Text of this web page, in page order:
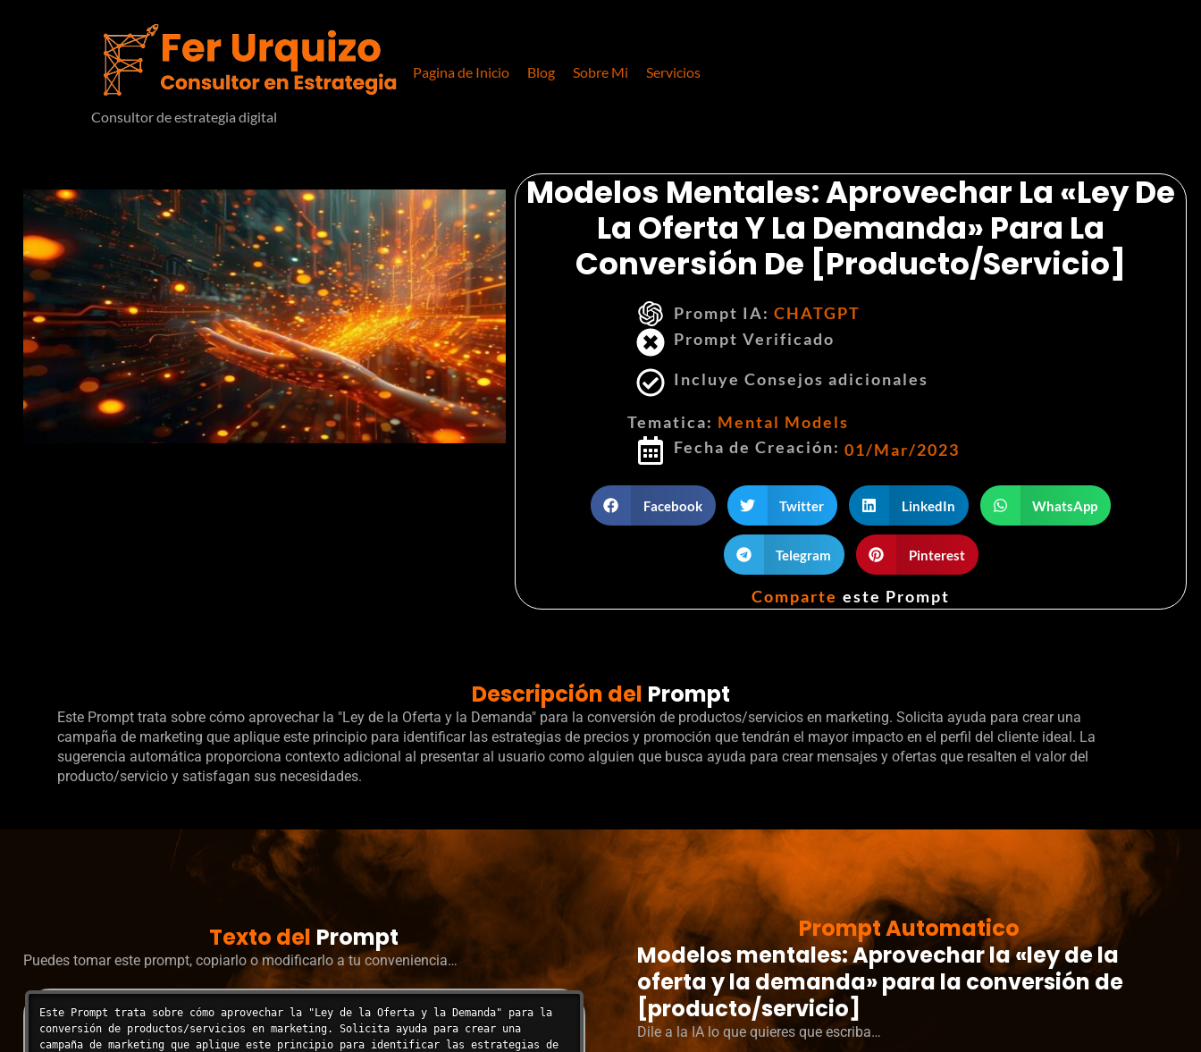
Consultor de estrategia digital
Pagina de Inicio Blog Sobre Mi Servicios
Modelos Mentales: Aprovechar La «ley De
La Oferta Y La Demanda» Para La
Conversión De [producto/servicio]
Prompt IA:CHATGPT
Prompt Verificado
Incluye Consejos adicionales
Tematica: Mental Models
Fecha de Creación: 01/Mar/2023
Facebook Twitter LinkedIn WhatsApp
Telegram Pinterest
Comparte este Prompt
Descripción del Prompt
Este Prompt trata sobre cómo aprovechar la "Ley de la Oferta y la Demanda" para la conversión de productos/servicios en marketing. Solicita ayuda para crear una
campaña de marketing que aplique este principio para identificar las estrategias de precios y promoción que tendrán el mayor impacto en el perfil del cliente ideal. La
sugerencia automática proporciona contexto adicional al presentar al usuario como alguien que busca ayuda para crear mensajes y ofertas que resalten el valor del
producto/servicio y satisfagan sus necesidades.
Texto del Prompt
Puedes tomar este prompt, copiarlo o modificarlo a tu conveniencia…
Este Prompt trata sobre cómo aprovechar la "Ley de la Oferta y la Demanda" para la
conversión de productos/servicios en marketing. Solicita ayuda para crear una
campaña de marketing que aplique este principio para identificar las estrategias de
Prompt Automatico
Modelos mentales: Aprovechar la «ley de la
oferta y la demanda» para la conversión de
[producto/servicio]
Dile a la IA lo que quieres que escriba…